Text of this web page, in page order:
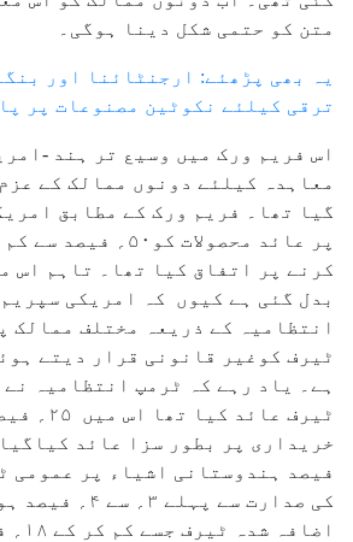
متن کو حتمی شکل دینا ہوگی۔
یہ بھی پڑھئے: ارجنٹائنا اور
ترقی کیلئے نکوٹین مصنوعات پر
اس فریم ورک میں وسیع تر ہند -
معاہدہ کیلئے دونوں ممالک کے
گیا تھا۔ فریم ورک کے مطابق
کرنے پر اتفاق کیا تھا۔ تاہم اس
بدل گئی ہے کیوں کہ امریکی
انتظامیہ کے ذریعہ مختلف ممالک
ٹیرف کوغیر قانونی قرار دیتے
ٹیرف
فیصد ہندوستانی اشیاء پر عمومی
کی صدارت سے